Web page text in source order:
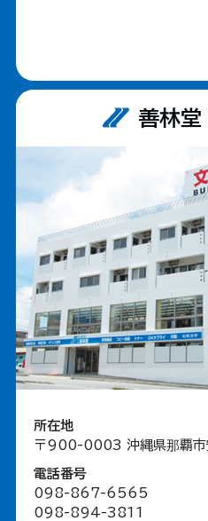
善林堂
所在地
〒900-0003 沖縄県那覇
電話番号
098-867-6565
098-894-3811